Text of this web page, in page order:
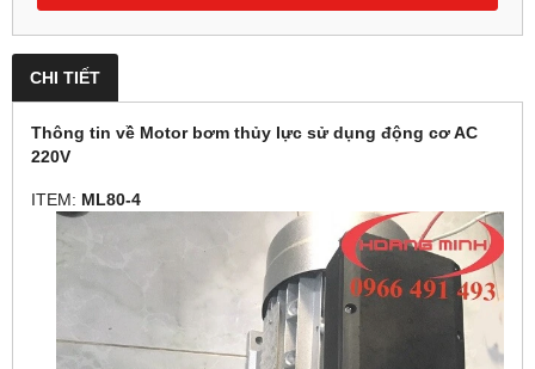
CHI TIẾT
Thông tin về Motor bơm thủy lực sử dụng động cơ AC
220V
ITEM: ML80-4